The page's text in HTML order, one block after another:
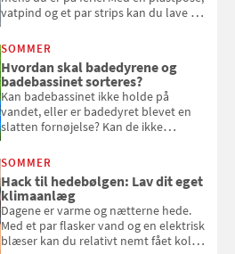
vatpind og et par strips kan du lave dit
at bede naboen om at vande eller
komme hjem til døde planter
SOMMER
Hvordan skal badedyrene og
badebassinet sorteres?
Kan badebassinet ikke holde på
vandet, eller er badedyret blevet en
slatten fornøjelse? Kan de ikke
opmærksom, når du smider
badebassinet eller et badedyr ud
SOMMER
Hack til hedebølgen: Lav dit eget
klimaanlæg
Dagene er varme og nætterne hede.
Med et par flasker vand og en elektrisk
blæser kan du relativt nemt fået koldt